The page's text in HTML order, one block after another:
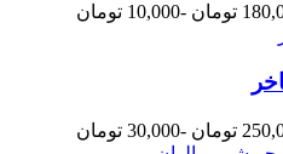
تومان -10,000 تومان
تومان -30,000 تومان